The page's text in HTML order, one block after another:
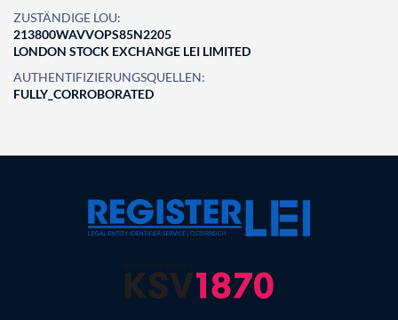
ZUSTÄNDIGE LOU:
213800WAVVOPS85N2205
LONDON STOCK EXCHANGE LEI LIMITED
AUTHENTIFIZIERUNGSQUELLEN:
FULLY_CORROBORATED